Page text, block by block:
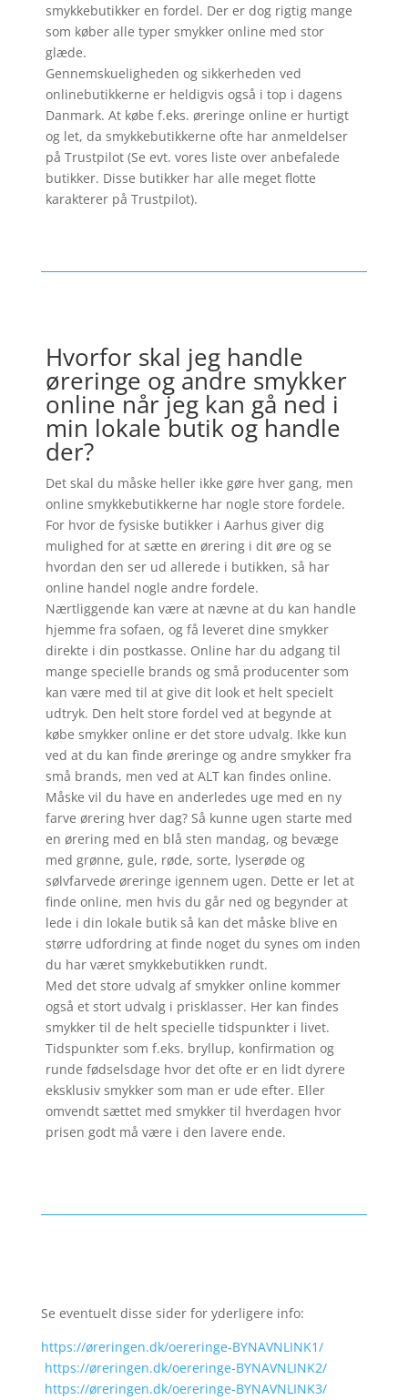
smykkebutikker en fordel. Der er dog rigtig mange
som køber alle typer smykker online med stor
glæde.
Gennemskueligheden og sikkerheden ved
onlinebutikkerne er heldigvis også i top i dagens
Danmark. At købe f.eks. øreringe online er hurtigt
og let, da smykkebutikkerne ofte har anmeldelser
på Trustpilot (Se evt. vores liste over anbefalede
butikker. Disse butikker har alle meget flotte
karakterer på Trustpilot).
Hvorfor skal jeg handle
øreringe og andre smykker
online når jeg kan gå ned i
min lokale butik og handle
der?
Det skal du måske heller ikke gøre hver gang, men
online smykkebutikkerne har nogle store fordele.
For hvor de fysiske butikker i Aarhus giver dig
mulighed for at sætte en ørering i dit øre og se
hvordan den ser ud allerede i butikken, så har
online handel nogle andre fordele.
Nærtliggende kan være at nævne at du kan handle
hjemme fra sofaen, og få leveret dine smykker
direkte i din postkasse. Online har du adgang til
mange specielle brands og små producenter som
kan være med til at give dit look et helt specielt
udtryk. Den helt store fordel ved at begynde at
købe smykker online er det store udvalg. Ikke kun
ved at du kan finde øreringe og andre smykker fra
små brands, men ved at ALT kan findes online.
Måske vil du have en anderledes uge med en ny
farve ørering hver dag? Så kunne ugen starte med
en ørering med en blå sten mandag, og bevæge
med grønne, gule, røde, sorte, lyserøde og
sølvfarvede øreringe igennem ugen. Dette er let at
finde online, men hvis du går ned og begynder at
lede i din lokale butik så kan det måske blive en
større udfordring at finde noget du synes om inden
du har været smykkebutikken rundt.
Med det store udvalg af smykker online kommer
også et stort udvalg i prisklasser. Her kan findes
smykker til de helt specielle tidspunkter i livet.
Tidspunkter som f.eks. bryllup, konfirmation og
runde fødselsdage hvor det ofte er en lidt dyrere
eksklusiv smykker som man er ude efter. Eller
omvendt sættet med smykker til hverdagen hvor
prisen godt må være i den lavere ende.
Se eventuelt disse sider for yderligere info:
https://øreringen.dk/oereringe-BYNAVNLINK1/
https://øreringen.dk/oereringe-BYNAVNLINK2/
https://øreringen.dk/oereringe-BYNAVNLINK3/